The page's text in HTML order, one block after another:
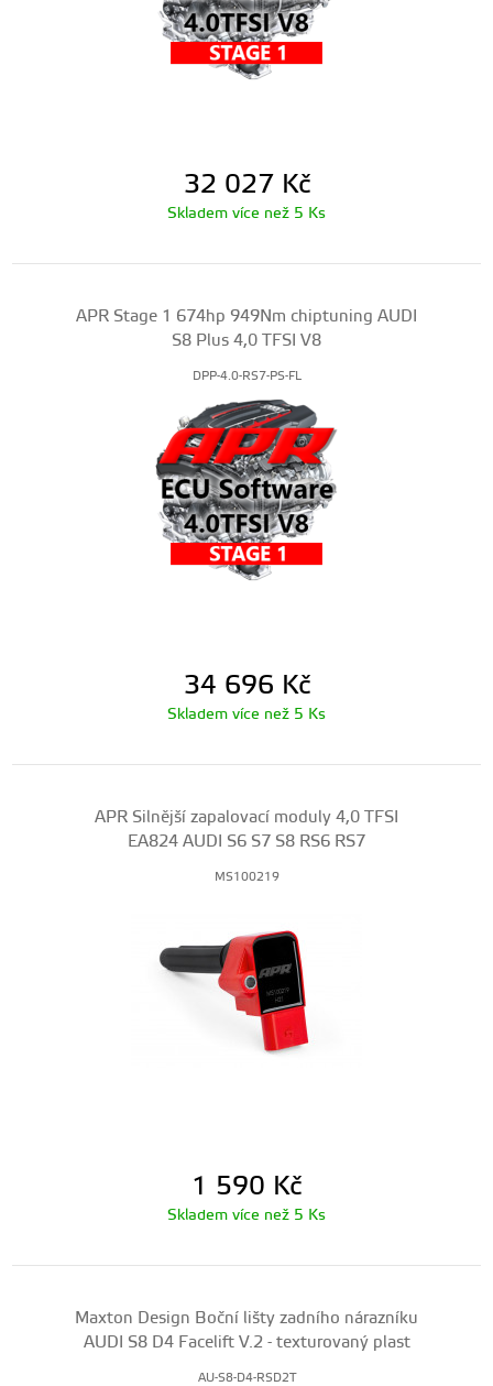
32 027 Kč
Skladem více než 5 Ks
APR Stage 1 674hp 949Nm chiptuning AUDI
S8 Plus 4,0 TFSI V8
DPP-4.0-RS7-PS-FL
34 696 Kč
Skladem více než 5 Ks
APR Silnější zapalovací moduly 4,0 TFSI
EA824 AUDI S6 S7 S8 RS6 RS7
MS100219
1 590 Kč
Skladem více než 5 Ks
Maxton Design Boční lišty zadního nárazníku
AUDI S8 D4 Facelift V.2 - texturovaný plast
AU-S8-D4-RSD2T